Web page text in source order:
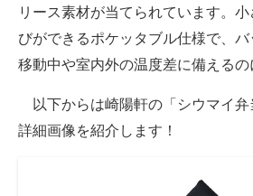
リース素材が当てられています。
びができるポケッタブル仕様で、
移動中や室内外の温度差に備えるの
以下からは崎陽軒の「シウマイ弁
詳細画像を紹介します！